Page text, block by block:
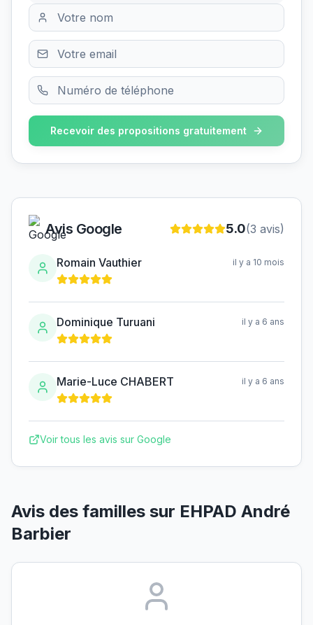
Recevoir des propositions gratuitement
Avis Google 5.0(3 avis)
Romain Vauthier il y a 10 mois
Dominique Turuani il y a 6 ans
Marie-Luce CHABERT il y a 6 ans
Voir tous les avis sur Google
Avis des familles sur EHPAD André
Barbier